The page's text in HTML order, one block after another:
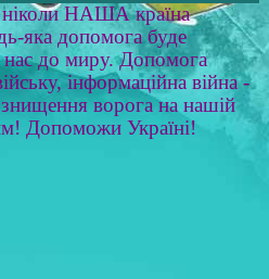
ніколи НАША країна
яка допомога буде
до миру. Допомога
інформаційна війна -
ворога на нашій
Допоможи Україні!